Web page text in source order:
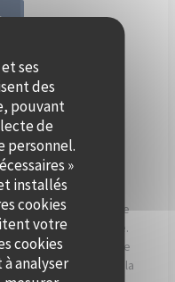
ses
des
pouvant
de
personnel.
»
installés
cookies
votre
cookies
analyser
SUR LA
POLPO
vous invite à vivre une
charme authentique.
la Seine et d’un cadre
soleil qui illuminent la